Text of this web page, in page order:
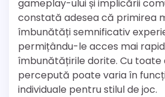
gameplay-ului și implicării
constată adesea că primirea
îmbunătăți semnificativ
permițându-le acces mai
îmbunătățirile dorite. Cu toate
percepută poate varia în
individuale pentru stilul de joc.